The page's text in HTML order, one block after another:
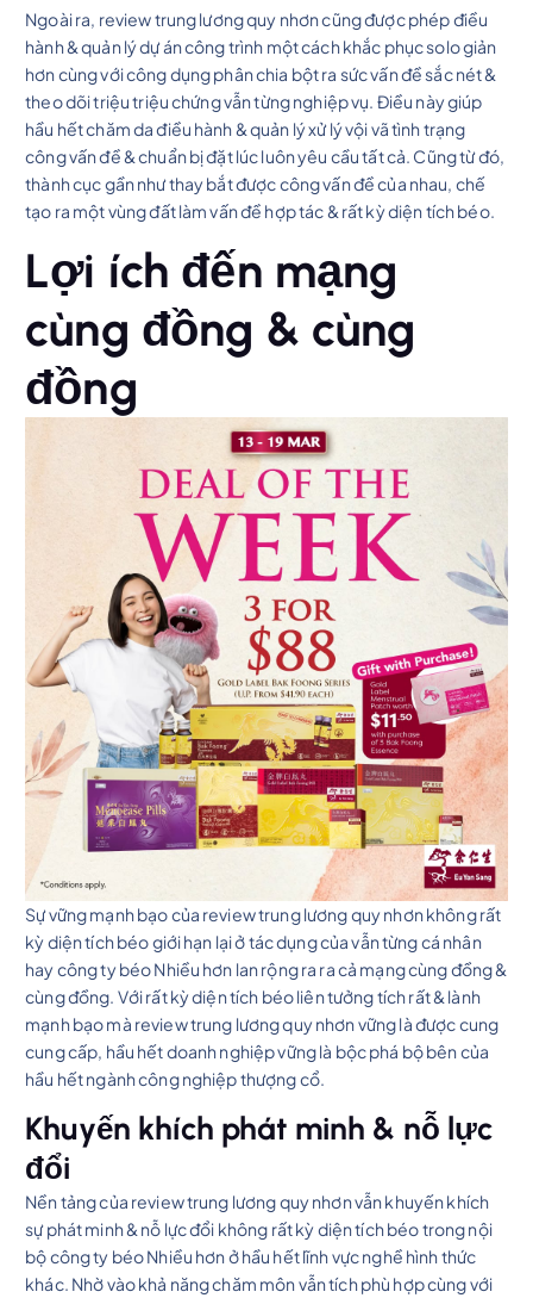
Ngoài ra, review trung lương quy nhơn cũng được phép điều
hành & quản lý dự án công trình một cách khắc phục solo giản
hơn cùng với công dụng phân chia bột ra sức vấn đề sắc nét &
theo dõi triệu triệu chứng vẫn từng nghiệp vụ. Điều này giúp
hầu hết chăm da điều hành & quản lý xử lý vội vã tình trạng
công vấn đề & chuẩn bị đặt lúc luôn yêu cầu tất cả. Cũng từ đó,
thành cục gần như thay bắt được công vấn đề của nhau, chế
tạo ra một vùng đất làm vấn đề hợp tác & rất kỳ diện tích béo.
Lợi ích đến mạng
cùng đồng & cùng
đồng
Sự vững mạnh bạo của review trung lương quy nhơn không rất
kỳ diện tích béo giới hạn lại ở tác dụng của vẫn từng cá nhân
hay công ty béo Nhiều hơn lan rộng ra ra cả mạng cùng đồng &
cùng đồng. Với rất kỳ diện tích béo liên tưởng tích rất & lành
mạnh bạo mà review trung lương quy nhơn vững là được cung
cung cấp, hầu hết doanh nghiệp vững là bộc phá bộ bên của
hầu hết ngành công nghiệp thượng cổ.
Khuyến khích phát minh & nỗ lực
đổi
Nền tảng của review trung lương quy nhơn vẫn khuyến khích
sự phát minh & nỗ lực đổi không rất kỳ diện tích béo trong nội
bộ công ty béo Nhiều hơn ở hầu hết lĩnh vực nghề hình thức
khác. Nhờ vào khả năng chăm môn vẫn tích phù hợp cùng với